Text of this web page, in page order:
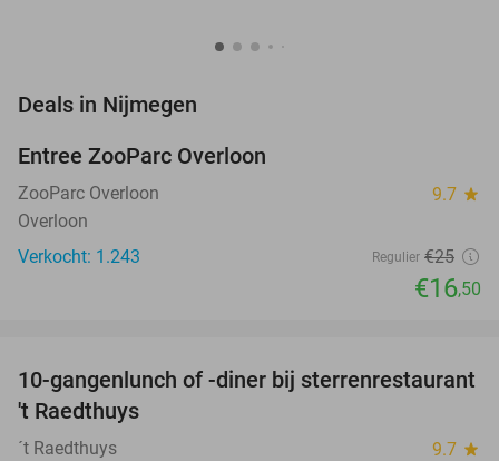
Deals in Nijmegen
Entree ZooParc Overloon
ZooParc Overloon 9.7 star
Overloon
Verkocht: 1.243
Regulier €25
€16,50
48%
NEW
TODAY
10-gangenlunch of -diner bij sterrenrestaurant
't Raedthuys
´t Raedthuys 9.7 star